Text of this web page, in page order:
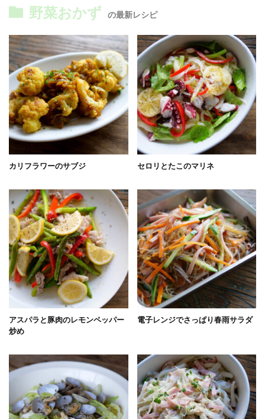
野菜おかず の最新レシピ
カリフラワーのサブジ セロリとたこのマリネ
アスパラと豚肉のレモンペッパー
炒め
電子レンジでさっぱり春雨サラダ